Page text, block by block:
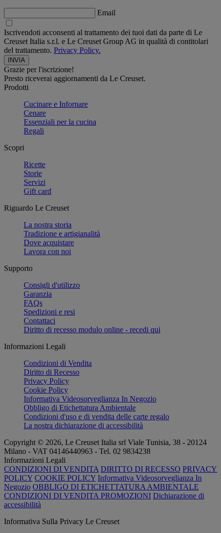
Email
Iscrivendoti acconsenti al trattamento dei tuoi dati da parte di Le
Creuset Italia s.r.l. e Le Creuset Group AG in qualità di contitolari
del trattamento. Privacy Policy.
Grazie per l'iscrizione!
Presto riceverai aggiornamenti da Le Creuset.
Prodotti
Cucinare e Infornare
Cenare
Essenziali per la cucina
Regali
Scopri
Ricette
Storie
Servizi
Gift card
Riguardo Le Creuset
La nostra storia
Tradizione e artigianalità
Dove acquistare
Lavora con noi
Supporto
Consigli d'utilizzo
Garanzia
FAQs
Spedizioni e resi
Contattaci
Diritto di recesso modulo online - recedi qui
Informazioni Legali
Condizioni di Vendita
Diritto di Recesso
Privacy Policy
Cookie Policy
Informativa Videosorveglianza In Negozio
Obbligo di Etichettatura Ambientale
Condizioni d'uso e di vendita delle carte regalo
La nostra dichiarazione di accessibilità
Copyright © 2026, Le Creuset Italia srl ​​Viale Tunisia, 38 - 20124
Milano - VAT 04146440963 - Tel. 02 9834238
Informazioni Legali
CONDIZIONI DI VENDITA DIRITTO DI RECESSO PRIVACY
POLICY COOKIE POLICY Informativa Videosorveglianza In
Negozio OBBLIGO DI ETICHETTATURA AMBIENTALE
CONDIZIONI DI VENDITA PROMOZIONI Dichiarazione di
accessibilità
Informativa Sulla Privacy Le Creuset